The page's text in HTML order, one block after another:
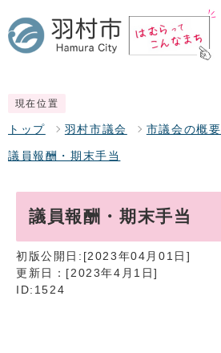
現在位置
トップ 羽村市議会 市議会の概要
議員報酬・期末手当
議員報酬・期末手当
初版公開日:[2023年04月01日]
更新日：[2023年4月1日]
ID:1524